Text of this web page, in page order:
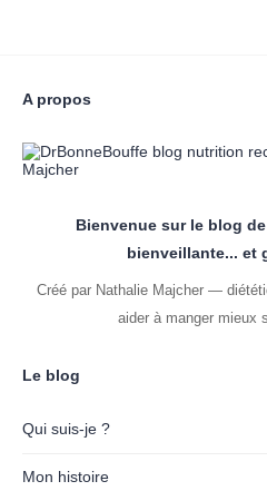
A propos
Bienvenue sur le blog
bienveillante... et
Créé par Nathalie Majcher —
aider à manger mieux
Le blog
Qui suis-je ?
Mon histoire